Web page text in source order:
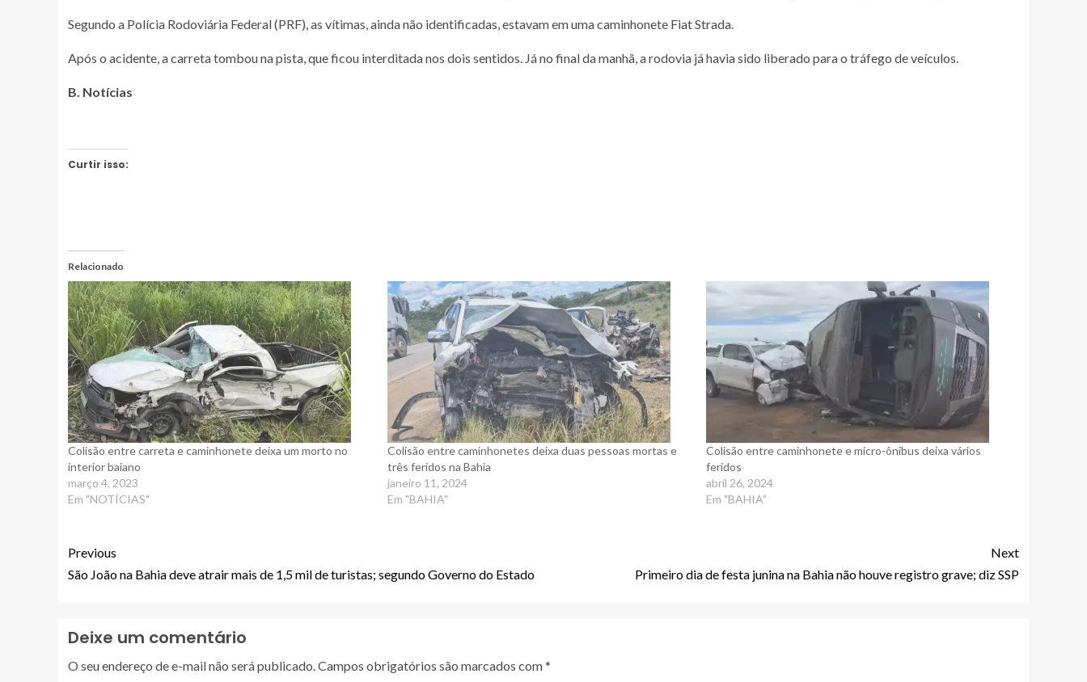
Segundo a Polícia Rodoviária Federal (PRF), as vítimas, ainda não identificadas, estavam em uma caminhonete Fiat Strada.
Após o acidente, a carreta tombou na pista, que ficou interditada nos dois sentidos. Já no final da manhã, a rodovia já havia sido liberado para o tráfego de veículos.
B. Notícias
Curtir isso:
Relacionado
Colisão entre carreta e caminhonete deixa um morto no
interior baiano
março 4, 2023
Em "NOTÍCIAS"
Colisão entre caminhonetes deixa duas pessoas mortas e
três feridos na Bahia
janeiro 11, 2024
Em "BAHIA"
Colisão entre caminhonete e micro-ônibus deixa vários
feridos
abril 26, 2024
Em "BAHIA"
Previous
São João na Bahia deve atrair mais de 1,5 mil de turistas; segundo Governo do Estado
Next
Primeiro dia de festa junina na Bahia não houve registro grave; diz SSP
Deixe um comentário
O seu endereço de e-mail não será publicado.Campos obrigatórios são marcados com*